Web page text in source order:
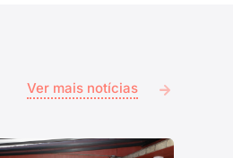
Ver mais notícias